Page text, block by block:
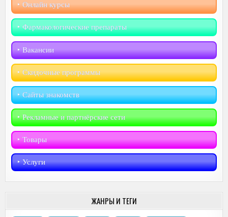
‣︎ Онлайн курсы
‣︎ Фармакологические препараты
‣︎ Вакансии
‣︎ Скидочные программы
‣︎ Сайты знакомств
‣︎ Рекламные и партнёрские сети
‣︎ Товары
‣︎ Услуги
ЖАНРЫ И ТЕГИ